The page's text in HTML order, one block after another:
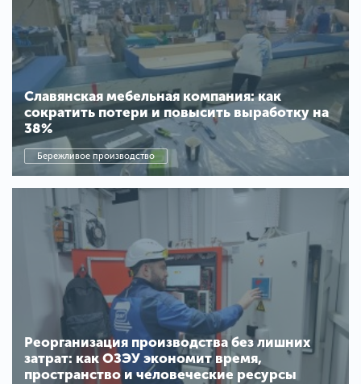
Славянская мебельная компания: как
сократить потери и повысить выработку на
38%
Бережливое производство
Реорганизация производства без лишних
затрат: как ОЗЭУ экономит время,
пространство и человеческие ресурсы